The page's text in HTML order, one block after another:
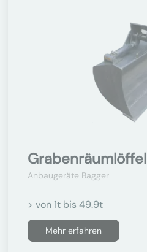
Grabenräumlöffel
Anbaugeräte Bagger
> von 1t bis 49.9t
Mehr erfahren